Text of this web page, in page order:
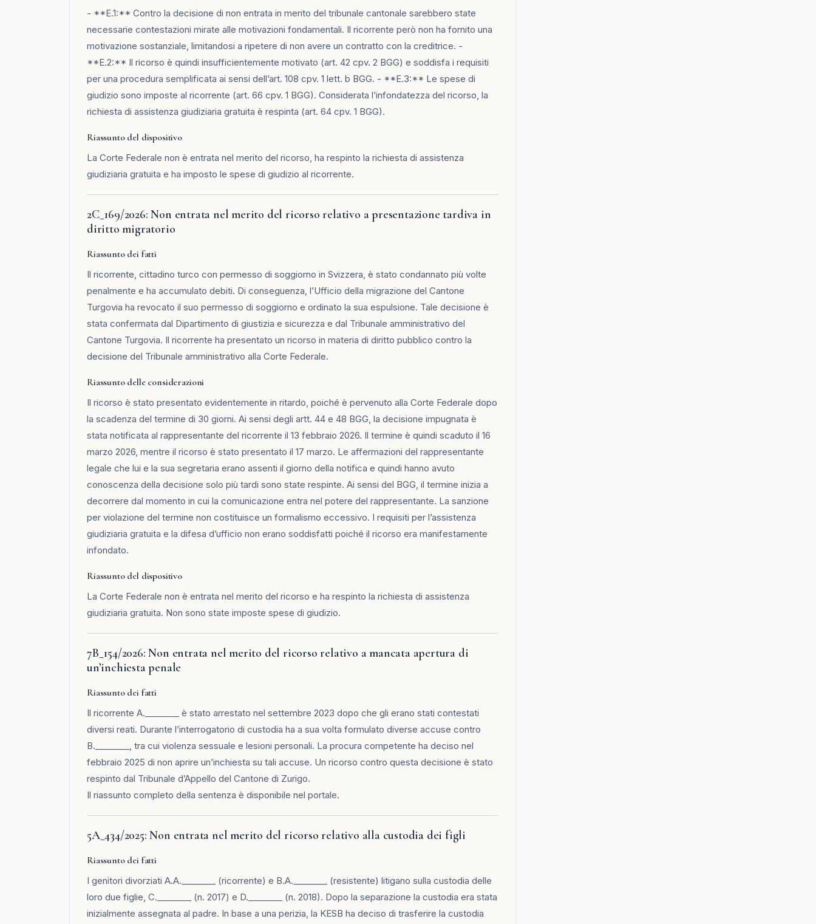
- **E.1:** Contro la decisione di non entrata in merito del tribunale cantonale sarebbero state
necessarie contestazioni mirate alle motivazioni fondamentali. Il ricorrente però non ha fornito una
motivazione sostanziale, limitandosi a ripetere di non avere un contratto con la creditrice. -
**E.2:** Il ricorso è quindi insufficientemente motivato (art. 42 cpv. 2 BGG) e soddisfa i requisiti
per una procedura semplificata ai sensi dell’art. 108 cpv. 1 lett. b BGG. - **E.3:** Le spese di
giudizio sono imposte al ricorrente (art. 66 cpv. 1 BGG). Considerata l’infondatezza del ricorso, la
richiesta di assistenza giudiziaria gratuita è respinta (art. 64 cpv. 1 BGG).
Riassunto del dispositivo
La Corte Federale non è entrata nel merito del ricorso, ha respinto la richiesta di assistenza
giudiziaria gratuita e ha imposto le spese di giudizio al ricorrente.
2C_169/2026: Non entrata nel merito del ricorso relativo a presentazione tardiva in
diritto migratorio
Riassunto dei fatti
Il ricorrente, cittadino turco con permesso di soggiorno in Svizzera, è stato condannato più volte
penalmente e ha accumulato debiti. Di conseguenza, l’Ufficio della migrazione del Cantone
Turgovia ha revocato il suo permesso di soggiorno e ordinato la sua espulsione. Tale decisione è
stata confermata dal Dipartimento di giustizia e sicurezza e dal Tribunale amministrativo del
Cantone Turgovia. Il ricorrente ha presentato un ricorso in materia di diritto pubblico contro la
decisione del Tribunale amministrativo alla Corte Federale.
Riassunto delle considerazioni
Il ricorso è stato presentato evidentemente in ritardo, poiché è pervenuto alla Corte Federale dopo
la scadenza del termine di 30 giorni. Ai sensi degli artt. 44 e 48 BGG, la decisione impugnata è
stata notificata al rappresentante del ricorrente il 13 febbraio 2026. Il termine è quindi scaduto il 16
marzo 2026, mentre il ricorso è stato presentato il 17 marzo. Le affermazioni del rappresentante
legale che lui e la sua segretaria erano assenti il giorno della notifica e quindi hanno avuto
conoscenza della decisione solo più tardi sono state respinte. Ai sensi del BGG, il termine inizia a
decorrere dal momento in cui la comunicazione entra nel potere del rappresentante. La sanzione
per violazione del termine non costituisce un formalismo eccessivo. I requisiti per l’assistenza
giudiziaria gratuita e la difesa d’ufficio non erano soddisfatti poiché il ricorso era manifestamente
infondato.
Riassunto del dispositivo
La Corte Federale non è entrata nel merito del ricorso e ha respinto la richiesta di assistenza
giudiziaria gratuita. Non sono state imposte spese di giudizio.
7B_154/2026: Non entrata nel merito del ricorso relativo a mancata apertura di
un’inchiesta penale
Riassunto dei fatti
Il ricorrente A.________ è stato arrestato nel settembre 2023 dopo che gli erano stati contestati
diversi reati. Durante l’interrogatorio di custodia ha a sua volta formulato diverse accuse contro
B.________, tra cui violenza sessuale e lesioni personali. La procura competente ha deciso nel
febbraio 2025 di non aprire un’inchiesta su tali accuse. Un ricorso contro questa decisione è stato
respinto dal Tribunale d’Appello del Cantone di Zurigo.
Il riassunto completo della sentenza è disponibile nel portale.
5A_434/2025: Non entrata nel merito del ricorso relativo alla custodia dei figli
Riassunto dei fatti
I genitori divorziati A.A.________ (ricorrente) e B.A.________ (resistente) litigano sulla custodia delle
loro due figlie, C.________ (n. 2017) e D.________ (n. 2018). Dopo la separazione la custodia era stata
inizialmente assegnata al padre. In base a una perizia, la KESB ha deciso di trasferire la custodia